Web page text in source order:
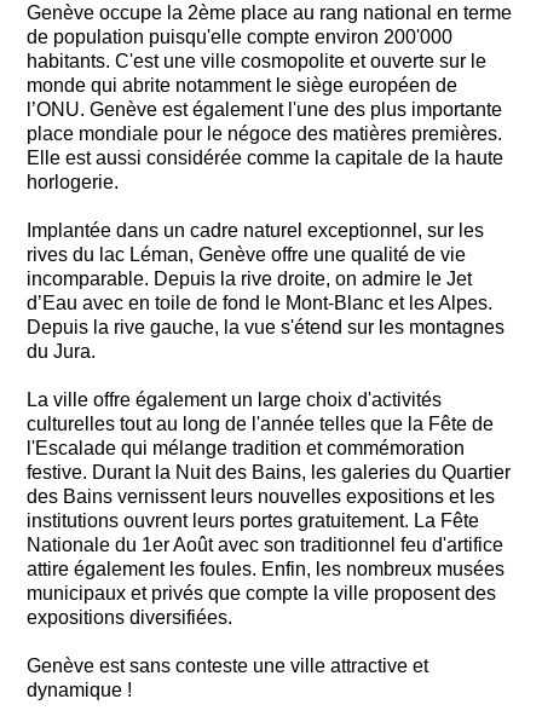
Genève occupe la 2ème place au rang national en terme
de population puisqu'elle compte environ 200'000
habitants. C'est une ville cosmopolite et ouverte sur le
monde qui abrite notamment le siège européen de
l’ONU. Genève est également l'une des plus importante
place mondiale pour le négoce des matières premières.
Elle est aussi considérée comme la capitale de la haute
horlogerie.
Implantée dans un cadre naturel exceptionnel, sur les
rives du lac Léman, Genève offre une qualité de vie
incomparable. Depuis la rive droite, on admire le Jet
d’Eau avec en toile de fond le Mont-Blanc et les Alpes.
Depuis la rive gauche, la vue s'étend sur les montagnes
du Jura.
La ville offre également un large choix d'activités
culturelles tout au long de l'année telles que la Fête de
l'Escalade qui mélange tradition et commémoration
festive. Durant la Nuit des Bains, les galeries du Quartier
des Bains vernissent leurs nouvelles expositions et les
institutions ouvrent leurs portes gratuitement. La Fête
Nationale du 1er Août avec son traditionnel feu d'artifice
attire également les foules. Enfin, les nombreux musées
municipaux et privés que compte la ville proposent des
expositions diversifiées.
Genève est sans conteste une ville attractive et
dynamique !